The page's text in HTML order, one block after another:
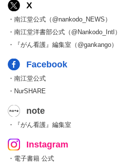
X
・南江堂公式（@nankodo_NEWS）
・南江堂洋書部公式（@Nankodo_Intl）
・『がん看護』編集室（@gankango）
Facebook
・南江堂公式
・NurSHARE
note
・『がん看護』編集室
Instagram
・電子書籍 公式